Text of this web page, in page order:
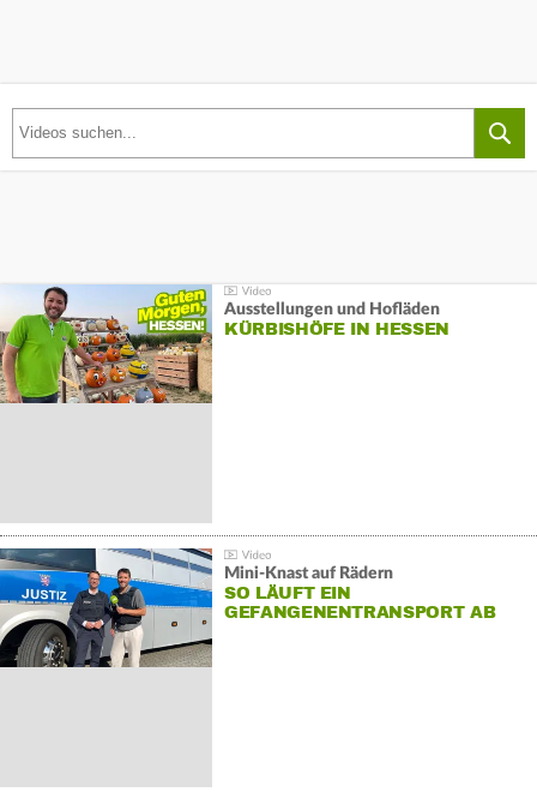
Ausstellungen und Hofläden
KÜRBISHÖFE IN HESSEN
Mini-Knast auf Rädern
SO LÄUFT EIN
GEFANGENENTRANSPORT AB